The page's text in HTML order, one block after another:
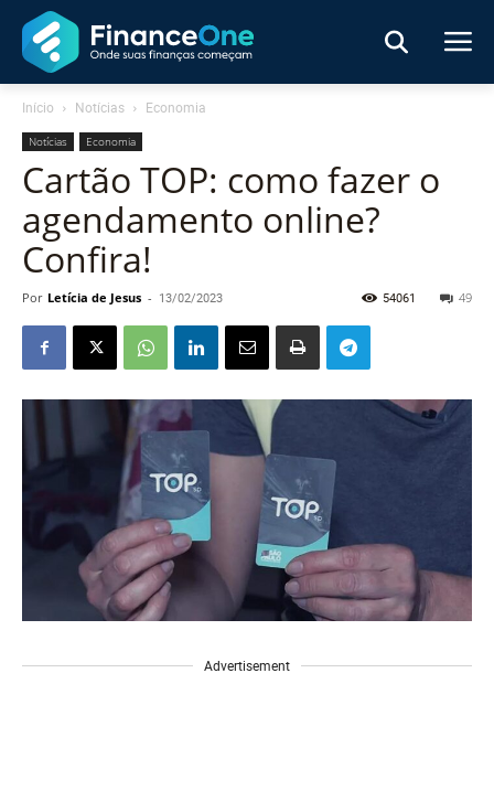
Início Notícias Economia
Notícias Economia
Cartão TOP: como fazer o
agendamento online?
Confira!
Por Letícia de Jesus - 13/02/2023 49
54061
Advertisement